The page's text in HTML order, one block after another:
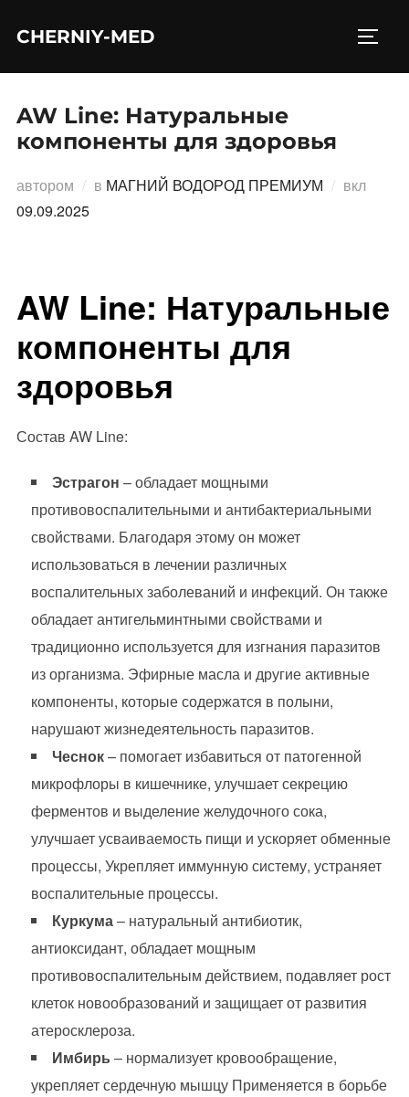
CHERNIY-MED
AW Line: Натуральные
компоненты для здоровья
автором в МАГНИЙ ВОДОРОД ПРЕМИУМ вкл
09.09.2025
AW Line: Натуральные
компоненты для
здоровья
Состав AW Line:
Эстрагон – обладает мощными
противовоспалительными и антибактериальными
свойствами. Благодаря этому он может
использоваться в лечении различных
воспалительных заболеваний и инфекций. Он также
обладает антигельминтными свойствами и
традиционно используется для изгнания паразитов
из организма. Эфирные масла и другие активные
компоненты, которые содержатся в полыни,
нарушают жизнедеятельность паразитов.
Чеснок– помогает избавиться от патогенной
микрофлоры в кишечнике, улучшает секрецию
ферментов и выделение желудочного сока,
улучшает усваиваемость пищи и ускоряет обменные
процессы, Укрепляет иммунную систему, устраняет
воспалительные процессы.
Куркума– натуральный антибиотик,
антиоксидант, обладает мощным
противовоспалительным действием, подавляет рост
клеток новообразований и защищает от развития
атеросклероза.
Имбирь – нормализует кровообращение,
укрепляет сердечную мышцу Применяется в борьбе